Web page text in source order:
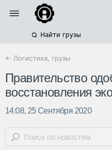
Найти грузы
← Логистика, грузы
Правительство
восстановления
14:08, 25 Сентября 2020